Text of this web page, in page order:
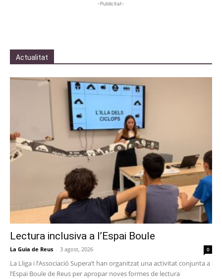
-Publicitat-
Actualitat
Lectura inclusiva a l’Espai Boule
La Guia de Reus - 3 agost, 2026 0
La Lliga i l’Associació Supera’t han organitzat una activitat conjunta a
l’Espai Boule de Reus per apropar noves formes de lectura